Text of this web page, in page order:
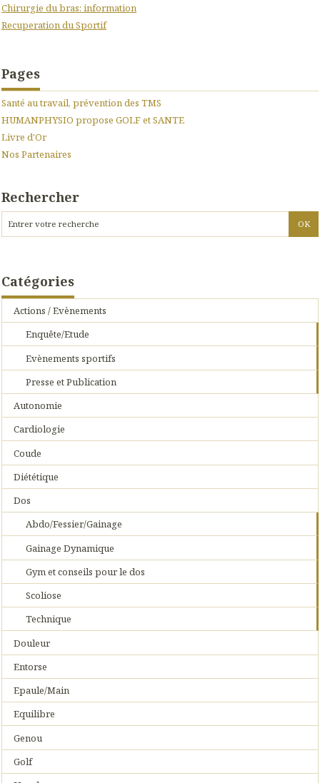
Chirurgie du bras: information
Recuperation du Sportif
Pages
Santé au travail, prévention des TMS
HUMANPHYSIO propose GOLF et SANTE
Livre d'Or
Nos Partenaires
Rechercher
Catégories
Actions / Evènements
Enquête/Etude
Evènements sportifs
Presse et Publication
Autonomie
Cardiologie
Coude
Diététique
Dos
Abdo/Fessier/Gainage
Gainage Dynamique
Gym et conseils pour le dos
Scoliose
Technique
Douleur
Entorse
Epaule/Main
Equilibre
Genou
Golf